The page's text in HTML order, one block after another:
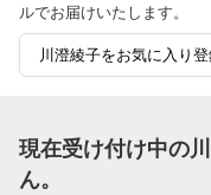
ルでお届けいたします。
川澄綾子をお気に入り
現在受け付け中の
ん。